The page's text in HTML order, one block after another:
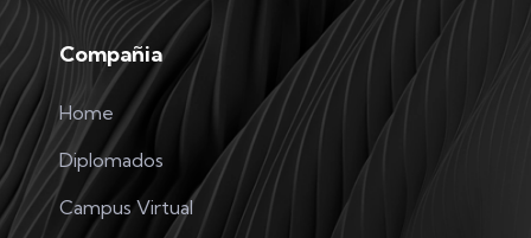
Compañia
Home
Diplomados
Campus Virtual